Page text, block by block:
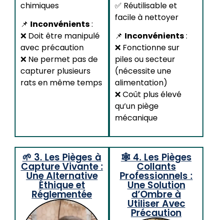
chimiques
📌 Inconvénients:
❌ Doit être manipulé
avec précaution
❌ Ne permet pas de
capturer plusieurs
rats en même temps
✅ Réutilisable et
facile à nettoyer
📌 Inconvénients:
❌ Fonctionne sur
piles ou secteur
(nécessite une
alimentation)
❌ Coût plus élevé
qu’un piège
mécanique
🌱 3. Les Pièges à
Capture Vivante :
Une Alternative
Éthique et
Réglementée
🕸️ 4. Les Pièges
Collants
Professionnels :
Une Solution
d’Ombre à
Utiliser Avec
Précaution